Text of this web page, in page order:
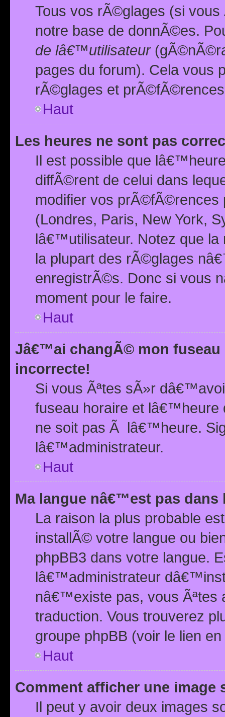
Tous vos rÃ©glages (si
notre base de donnÃ©es.
de lâ€™utilisateur
pages du forum). Cela vous
rÃ©glages et
Haut
Les heures ne sont pas
Il est possible que
diffÃ©rent de celui dans
modifier vos prÃ©fÃ©rences
(Londres, Paris, New York,
lâ€™utilisateur. Notez que la
la plupart des rÃ©glages
enregistrÃ©s. Donc si vous
moment pour le faire.
Haut
Jâ€™ai changÃ© mon
incorrecte!
Si vous Ãªtes sÃ»r
fuseau horaire et
ne soit pas Ã lâ€™heure.
lâ€™administrateur.
Haut
Ma langue nâ€™est pas dans
La raison la plus probable
installÃ© votre langue ou
phpBB3 dans votre langue.
lâ€™administrateur
nâ€™existe pas, vous Ãªtes
traduction. Vous trouverez
groupe phpBB (voir le lien
Haut
Comment afficher une image
Il peut y avoir deux images